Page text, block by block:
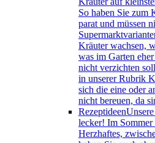
So haben Sie zum
parat und müssen
Kräuter wachsen,
was im Garten
nicht verzichten
in unserer Rubrik
sich die eine oder
nicht bereuen, da
Rezeptideen
lecker! Im
Herzhaftes,